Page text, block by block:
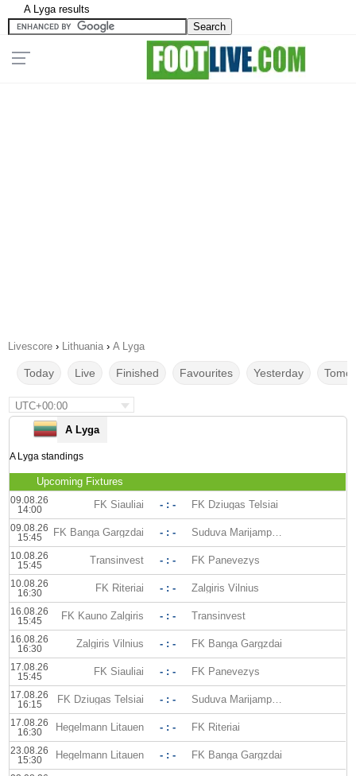
A Lyga results
Livescore › Lithuania › A Lyga
Today Live Finished Favourites Yesterday
UTC+00:00
A Lyga
A Lyga standings
Upcoming Fixtures
09.08.26
14:00
FK Siauliai - : - FK Dziugas Telsiai
09.08.26
15:45
FK Banga Gargzdai - : - Suduva Marijampole
10.08.26
15:45
Transinvest - : - FK Panevezys
10.08.26
16:30
FK Riteriai - : - Zalgiris Vilnius
16.08.26
15:45
FK Kauno Zalgiris - : - Transinvest
16.08.26
16:30
Zalgiris Vilnius - : - FK Banga Gargzdai
17.08.26
15:45
FK Siauliai - : - FK Panevezys
17.08.26
16:15
FK Dziugas Telsiai - : - Suduva Marijampole
17.08.26
16:30
Hegelmann Litauen - : - FK Riteriai
23.08.26
15:30
Hegelmann Litauen - : - FK Banga Gargzdai